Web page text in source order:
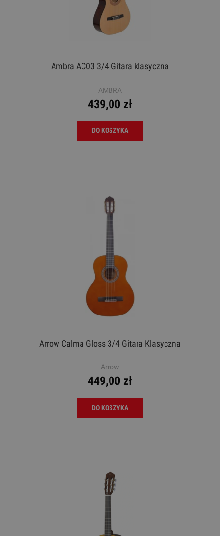
Ambra AC03 3/4 Gitara klasyczna
AMBRA
439,00 zł
DO KOSZYKA
Arrow Calma Gloss 3/4 Gitara Klasyczna
Arrow
449,00 zł
DO KOSZYKA